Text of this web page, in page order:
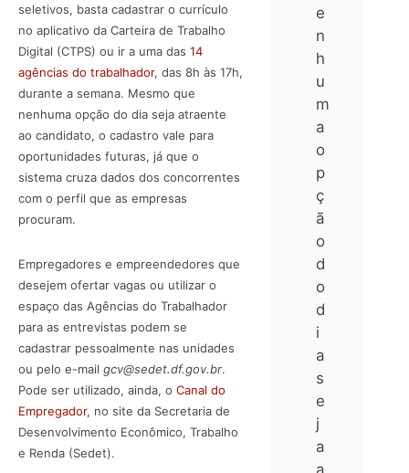
e
n
h
u
m
a
o
p
ç
ã
o
d
o
d
i
a
s
e
j
a
a
seletivos, basta cadastrar o currículo
no aplicativo da Carteira de Trabalho
Digital (CTPS) ou ir a uma das 14
agências do trabalhador, das 8h às 17h,
durante a semana. Mesmo que
nenhuma opção do dia seja atraente
ao candidato, o cadastro vale para
oportunidades futuras, já que o
sistema cruza dados dos concorrentes
com o perfil que as empresas
procuram.
Empregadores e empreendedores que
desejem ofertar vagas ou utilizar o
espaço das Agências do Trabalhador
para as entrevistas podem se
cadastrar pessoalmente nas unidades
ou pelo e-mail gcv@sedet.df.gov.br.
Pode ser utilizado, ainda, o Canal do
Empregador, no site da Secretaria de
Desenvolvimento Econômico, Trabalho
e Renda (Sedet).